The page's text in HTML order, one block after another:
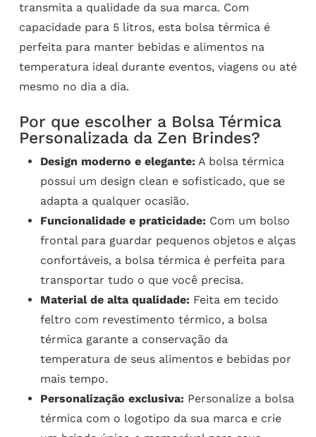
transmita a qualidade da sua marca. Com
capacidade para 5 litros, esta bolsa térmica é
perfeita para manter bebidas e alimentos na
temperatura ideal durante eventos, viagens ou até
mesmo no dia a dia.
Por que escolher a Bolsa Térmica
Personalizada da Zen Brindes?
Design moderno e elegante: A bolsa térmica
possui um design clean e sofisticado, que se
adapta a qualquer ocasião.
Funcionalidade e praticidade: Com um bolso
frontal para guardar pequenos objetos e alças
confortáveis, a bolsa térmica é perfeita para
transportar tudo o que você precisa.
Material de alta qualidade: Feita em tecido
feltro com revestimento térmico, a bolsa
térmica garante a conservação da
temperatura de seus alimentos e bebidas por
mais tempo.
Personalização exclusiva: Personalize a bolsa
térmica com o logotipo da sua marca e crie